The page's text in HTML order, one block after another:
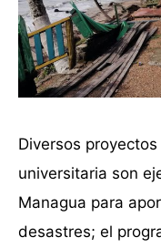
Diversos
universitaria son
Managua para
desastres; el